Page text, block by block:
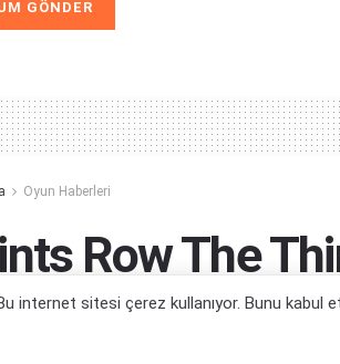
Oyun Haberleri
Row The
internet sitesi çerez kullanıyor. Bunu kabul